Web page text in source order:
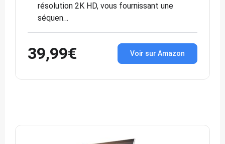
résolution 2K HD, vous fournissant une
séquen…
39,99€ Voir sur Amazon